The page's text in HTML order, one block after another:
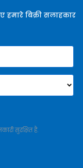
बिक्री सलाहकार
सुरक्षित है.